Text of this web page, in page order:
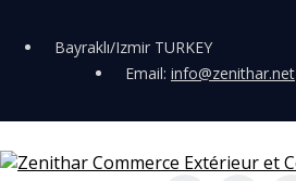
Bayraklı/Izmir TURKEY
Email: info@zenithar.net